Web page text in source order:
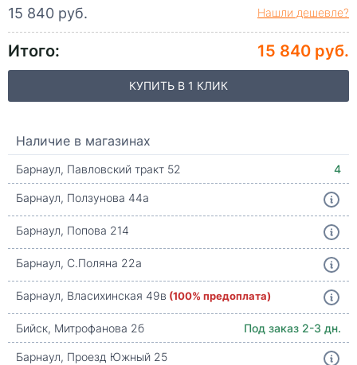
15 840 руб. Нашли дешевле?
Итого: 15 840 руб.
КУПИТЬ В 1 КЛИК
Наличие в магазинах
Барнаул, Павловский тракт 52
4
Барнаул, Ползунова 44а
Барнаул, Попова 214
Барнаул, С.Поляна 22а
Барнаул, Власихинская 49в (100% предоплата)
Бийск, Митрофанова 2б
Под заказ 2-3 дн.
Барнаул, Проезд Южный 25